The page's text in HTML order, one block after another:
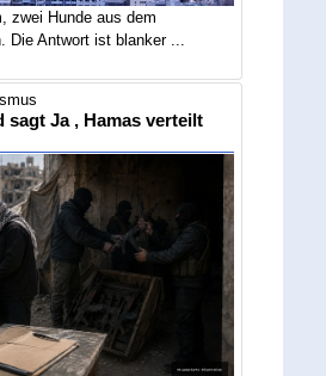
zwei Hunde aus dem
Die Antwort ist blanker ...
sagt Ja , Hamas verteilt